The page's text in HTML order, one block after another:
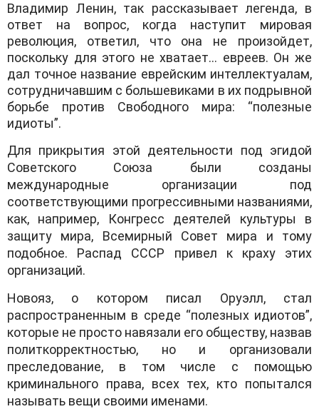
Владимир Ленин, так рассказывает легенда, в
ответ на вопрос, когда наступит мировая
революция, ответил, что она не произойдет,
поскольку для этого не хватает… евреев. Он же
дал точное название еврейским интеллектуалам,
сотрудничавшим с большевиками в их подрывной
борьбе против Свободного мира: “полезные
идиоты”.
Для прикрытия этой деятельности под эгидой
Советского Союза были созданы
международные организации под
соответствующими прогрессивными названиями,
как, например, Конгресс деятелей культуры в
защиту мира, Всемирный Совет мира и тому
подобное. Распад СССР привел к краху этих
организаций.
Новояз, о котором писал Оруэлл, стал
распространенным в среде “полезных идиотов”,
которые не просто навязали его обществу, назвав
политкорректностью, но и организовали
преследование, в том числе с помощью
криминального права, всех тех, кто попытался
называть вещи своими именами.